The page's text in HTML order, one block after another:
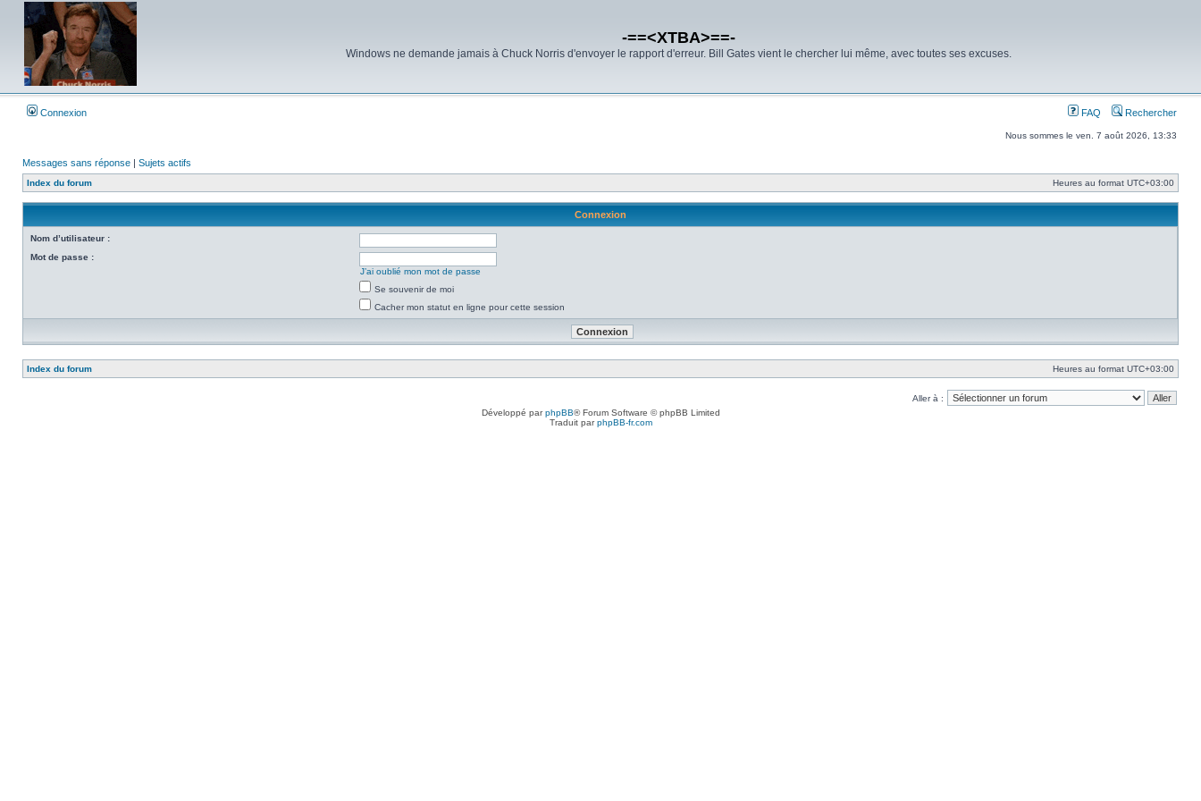
-==<XTBA>==-
Windows ne demande jamais à Chuck Norris d'envoyer le rapport d'erreur. Bill Gates vient le chercher lui même, avec toutes ses excuses.
Connexion FAQ Rechercher
Nous sommes le ven. 7 août 2026, 13:33
Messages sans réponse | Sujets actifs
Index du forum Heures au format UTC+03:00
Connexion
Nom d’utilisateur :
Mot de passe :
J’ai oublié mon mot de passe
Se souvenir de moi
Cacher mon statut en ligne pour cette session
Index du forum Heures au format UTC+03:00
Aller à :
Développé parphpBB® Forum Software © phpBB Limited
Traduit parphpBB-fr.com